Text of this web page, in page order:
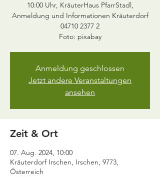
10:00 Uhr, KräuterHaus PfarrStadl,
Anmeldung und Informationen Kräuterdorf
04710 2377 2
Foto: pixabay
Anmeldung geschlossen
Jetzt andere Veranstaltungen
ansehen
Zeit & Ort
07. Aug. 2024, 10:00
Kräuterdorf Irschen, Irschen, 9773,
Österreich